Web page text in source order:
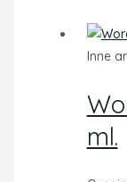
Inne
ml.